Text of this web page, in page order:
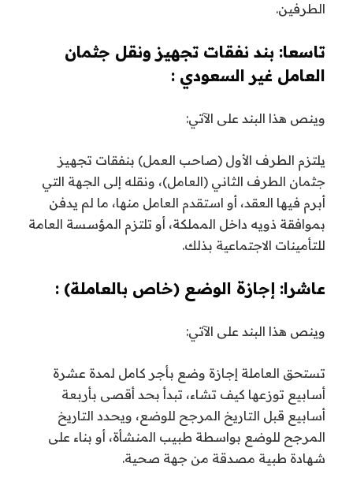
الطرفين.
تاسعا: بند نفقات تجهيز ونقل جثمان
العامل غير السعودي :
وينص هذا البند على الآتي:
يلتزم الطرف الأول (صاحب العمل) بنفقات تجهيز
جثمان الطرف الثاني (العامل)، ونقله إلى الجهة التي
أبرم فيها العقد، أو استقدم العامل منها، ما لم يدفن
بموافقة ذويه داخل المملكة، أو تلتزم المؤسسة العامة
للتأمينات الاجتماعية بذلك.
عاشرا: إجازة الوضع (خاص بالعاملة) :
وينص هذا البند على الآتي:
تستحق العاملة إجازة وضع بأجر كامل لمدة عشرة
أسابيع توزعها كيف تشاء، تبدأ بحد أقصى بأربعة
أسابيع قبل التاريخ المرجح للوضع، ويحدد التاريخ
المرجح للوضع بواسطة طبيب المنشأة، أو بناء على
شهادة طبية مصدقة من جهة صحية.